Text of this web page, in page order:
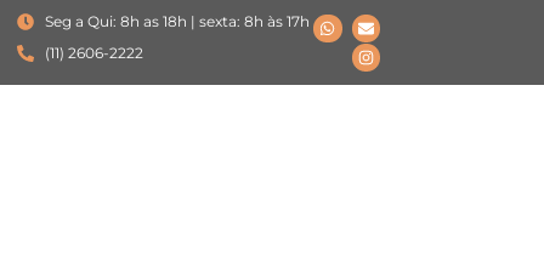
Seg a Qui: 8h as 18h | sexta: 8h às 17h
(11) 2606-2222